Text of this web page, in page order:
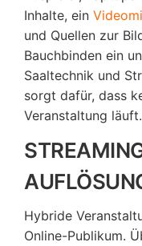
Inhalte, ein
und Quellen zur
Bauchbinden ein
Saaltechnik und
sorgt dafür, dass
Veranstaltung läuft.
Hybride
Online-Publikum.